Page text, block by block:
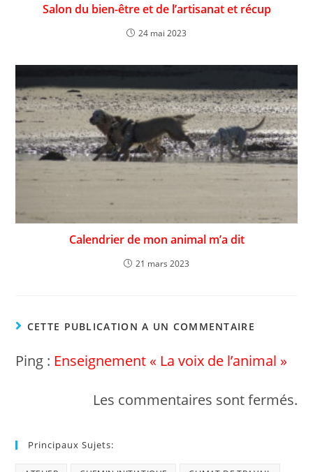
Salon du bien-être et de l’artisanat et récup
24 mai 2023
Calendrier de mon animal m’a dit
21 mars 2023
CETTE PUBLICATION A UN COMMENTAIRE
Ping : Enseignement « La voix de l’animal »
Les commentaires sont fermés.
Principaux Sujets: